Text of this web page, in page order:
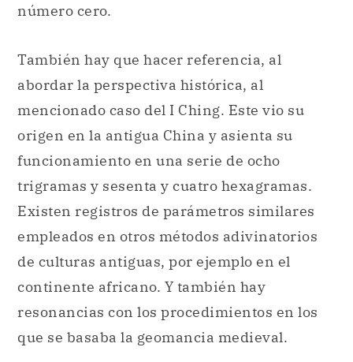
número cero.
También hay que hacer referencia, al
abordar la perspectiva histórica, al
mencionado caso del I Ching. Este vio su
origen en la antigua China y asienta su
funcionamiento en una serie de ocho
trigramas y sesenta y cuatro hexagramas.
Existen registros de parámetros similares
empleados en otros métodos adivinatorios
de culturas antiguas, por ejemplo en el
continente africano. Y también hay
resonancias con los procedimientos en los
que se basaba la geomancia medieval.